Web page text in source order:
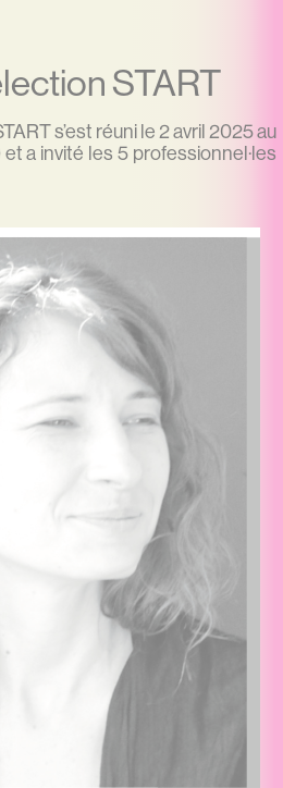
START
s’est réuni le 2 avril 2025 au
a invité les 5 professionnel·les